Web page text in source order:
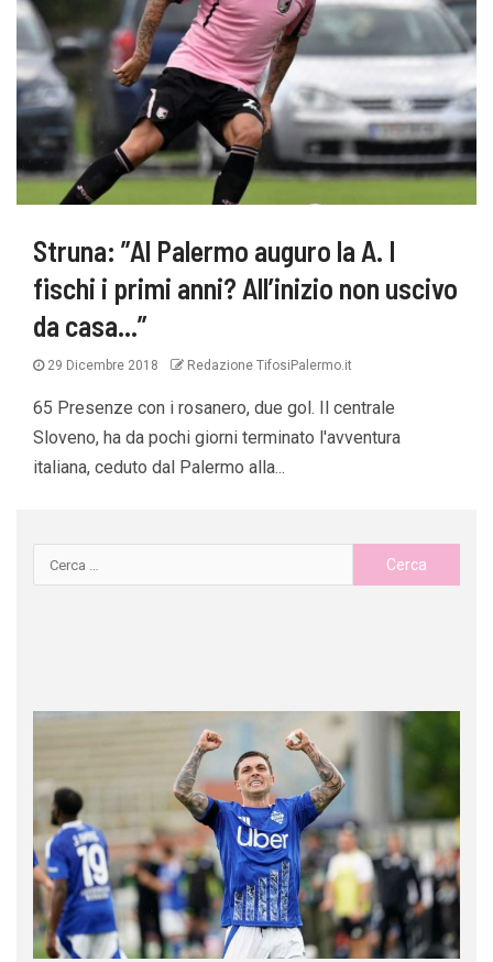
Struna: ”Al Palermo auguro la A. I
fischi i primi anni? All’inizio non uscivo
da casa…”
29 Dicembre 2018 Redazione TifosiPalermo.it
65 Presenze con i rosanero, due gol. Il centrale
Sloveno, ha da pochi giorni terminato l'avventura
italiana, ceduto dal Palermo alla...